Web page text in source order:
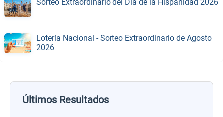
Sorteo Extraordinario del Día de la Hispanidad 2026
Lotería Nacional - Sorteo Extraordinario de Agosto
2026
Últimos Resultados